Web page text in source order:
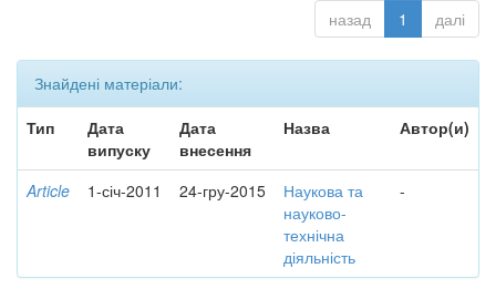
назад 1 далі
Знайдені матеріали:
Тип
Дата
випуску
Дата
внесення
Назва Автор(и)
Article 1-січ-2011 24-гру-2015
Наукова та
науково-
технічна
діяльність
-